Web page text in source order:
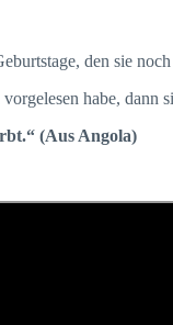
den sie
habe,
(Aus Angola)